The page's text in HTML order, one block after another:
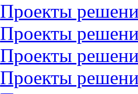
Проекты
Проекты
Проекты
Проекты